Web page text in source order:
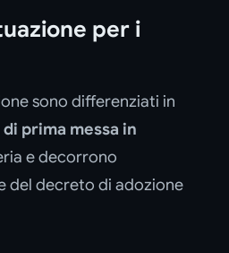
per i
sono differenziati in
prima messa in
e decorrono
del decreto di adozione